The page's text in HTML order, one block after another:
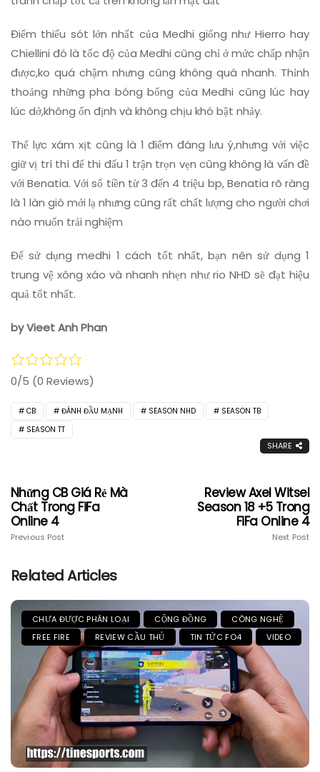
Điểm thiếu sót lớn nhất của Medhi giống như Hierro hay
Chiellini đó là tốc độ của Medhi cũng chỉ ở mức chấp nhận
được,ko quá chậm nhưng cũng không quá nhanh. Thỉnh
thoảng những pha bóng bổng của Medhi cũng lúc hay
lúc dở,không ổn định và không chịu khó bật nhảy.
Thể lực xám xịt cũng là 1 điểm đáng lưu ý,nhưng với việc
giữ vị trí thì để thi đấu 1 trận trọn vẹn cũng không là vấn đề
với Benatia. Với số tiền từ 3 đến 4 triệu bp, Benatia rõ ràng
là 1 làn gió mới lạ nhưng cũng rất chất lượng cho người chơi
nào muốn trải nghiệm
Để sử dụng medhi 1 cách tốt nhất, bạn nên sử dụng 1
trung vệ xông xáo và nhanh nhẹn như rio NHD sẽ đạt hiệu
quả tốt nhất.
by Vieet Anh Phan
0/5 (0 Reviews)
CB ĐÁNH ĐẦU MẠNH SEASON NHD
SEASON TB
SEASON TT
SHARE
Những CB Giá Rẻ Mà
Chất Trong FiFa
Online 4
Previous Post
Review Axel Witsel
Season 18 +5 Trong
FiFa Online 4
Next Post
Related Articles
CHƯA ĐƯỢC PHÂN LOẠI CỘNG ĐỒNG
CÔNG NGHỆ
FREE FIRE
REVIEW CẦU THỦ TIN TỨC FO4 VIDEO